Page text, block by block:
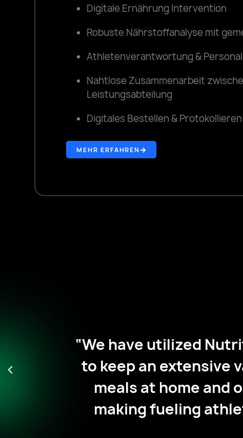
Digitale Ernährung Intervention
Robuste Nährstoffanalyse mit
Athletenverantwortung &
Nahtlose Zusammenarbeit
Leistungsabteilung
Digitales Bestellen & Protokollieren
MEHR ERFAHREN
“We have utilized
to keep an extensive
meals at home and
making fueling